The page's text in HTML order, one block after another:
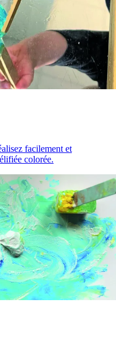
facilement et
colorée.